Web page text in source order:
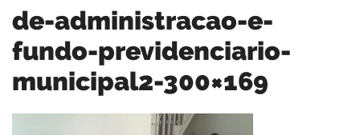
de-administracao-e-
fundo-previdenciario-
municipal2-300×169